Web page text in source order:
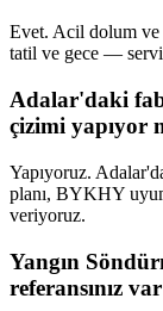
Evet. Acil dolum
tatil ve gece —
Adalar'daki
çizimi yapıyor
Yapıyoruz.
planı, BYKHY
veriyoruz.
Yangın
referansınız